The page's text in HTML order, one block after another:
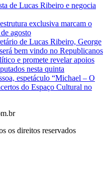
de Lucas Ribeiro e negocia
exclusiva marcam o
agosto
de Lucas Ribeiro, George
bem vindo no Republicanos
e promete revelar apoios
nesta quinta
espetáculo “Michael – O
do Espaço Cultural no
os direitos reservados